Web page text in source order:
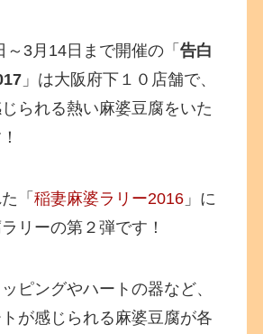
～3月14日まで開催の「告白
」は大阪府下１０店舗で、
られる熱い麻婆豆腐をいた
「稲妻麻婆ラリー2016 」に
リーの第２弾です！
ピングやハートの器など、
が感じられる麻婆豆腐が各